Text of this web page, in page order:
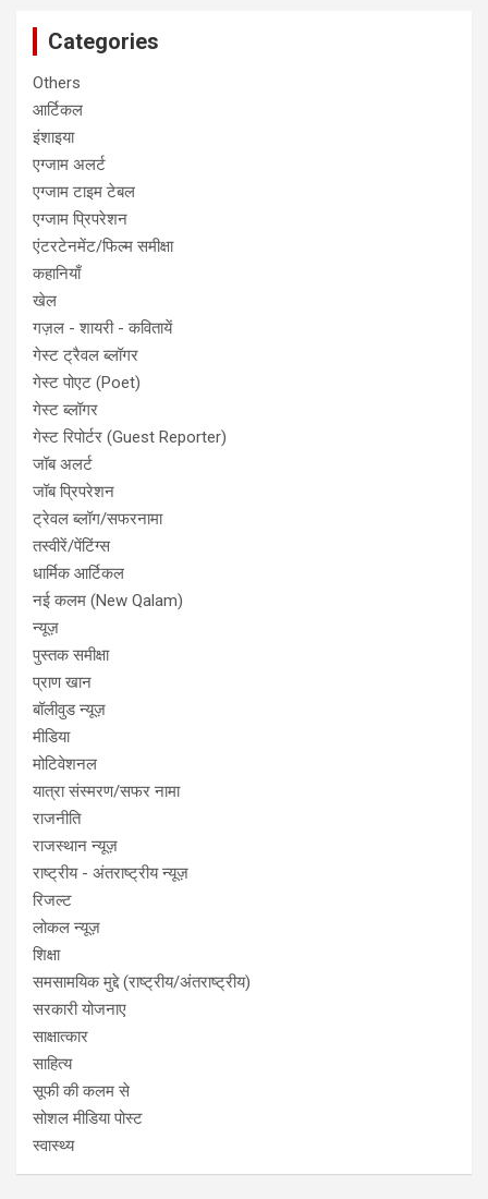
Categories
Others
आर्टिकल
इंशाइया
एग्जाम अलर्ट
एग्जाम टाइम टेबल
एग्जाम प्रिपरेशन
एंटरटेनमेंट/फिल्म समीक्षा
कहानियाँ
खेल
गज़ल - शायरी - कवितायें
गेस्ट ट्रैवल ब्लॉगर
गेस्ट पोएट (Poet)
गेस्ट ब्लॉगर
गेस्ट रिपोर्टर (Guest Reporter)
जॉब अलर्ट
जॉब प्रिपरेशन
ट्रेवल ब्लॉग/सफरनामा
तस्वीरें/पेंटिंग्स
धार्मिक आर्टिकल
नई कलम (New Qalam)
न्यूज़
पुस्तक समीक्षा
प्राण खान
बॉलीवुड न्यूज़
मीडिया
मोटिवेशनल
यात्रा संस्मरण/सफर नामा
राजनीति
राजस्थान न्यूज़
राष्ट्रीय - अंतराष्ट्रीय न्यूज़
रिजल्ट
लोकल न्यूज़
शिक्षा
समसामयिक मुद्दे (राष्ट्रीय/अंतराष्ट्रीय)
सरकारी योजनाए
साक्षात्कार
साहित्य
सूफी की कलम से
सोशल मीडिया पोस्ट
स्वास्थ्य